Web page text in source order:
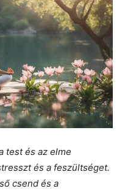
test és az elme
és a feszültséget.
csend és a